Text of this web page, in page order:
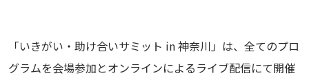
「いきがい・助け合いサミット in 神奈川」は、全てのプロ
グラムを会場参加とオンラインによるライブ配信にて開催